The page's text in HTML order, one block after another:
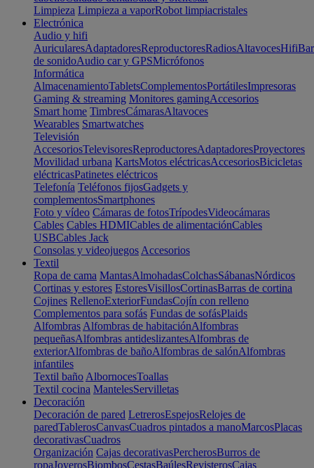
Limpieza Limpieza a vaporRobot limpiacristales
Electrónica
Audio y hifi
AuricularesAdaptadoresReproductoresRadiosAltavocesHifi
de sonidoAudio car y GPSMicrófonos
Informática
AlmacenamientoTabletsComplementosPortátilesImpresoras
Gaming & streaming Monitores gamingAccesorios
Smart home TimbresCámarasAltavoces
Wearables Smartwatches
Televisión
AccesoriosTelevisoresReproductoresAdaptadoresProyectores
Movilidad urbana KartsMotos eléctricasAccesoriosBicicletas
eléctricasPatinetes eléctricos
Telefonía Teléfonos fijosGadgets y
complementosSmartphones
Foto y vídeo Cámaras de fotosTrípodesVideocámaras
Cables Cables HDMICables de alimentaciónCables
USBCables Jack
Consolas y videojuegos Accesorios
Textil
Ropa de cama MantasAlmohadasColchasSábanasNórdicos
Cortinas y estores EstoresVisillosCortinasBarras de cortina
Cojines RellenoExteriorFundasCojín con relleno
Complementos para sofás Fundas de sofásPlaids
Alfombras Alfombras de habitaciónAlfombras
pequeñasAlfombras antideslizantesAlfombras de
exteriorAlfombras de bañoAlfombras de salónAlfombras
infantiles
Textil baño AlbornocesToallas
Textil cocina MantelesServilletas
Decoración
Decoración de pared LetrerosEspejosRelojes de
paredTablerosCanvasCuadros pintados a manoMarcosPlacas
decorativasCuadros
Organización Cajas decorativasPercherosBurros de
ropaJoyerosBiombosCestasBaúlesRevisterosCajas